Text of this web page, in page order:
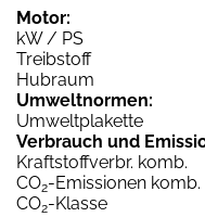
Motor:
kW / PS
Treibstoff
Hubraum
Umweltnormen:
Umweltplakette
Verbrauch und
Kraftstoffverbr. komb.
CO2-Emissionen komb.
CO2-Klasse